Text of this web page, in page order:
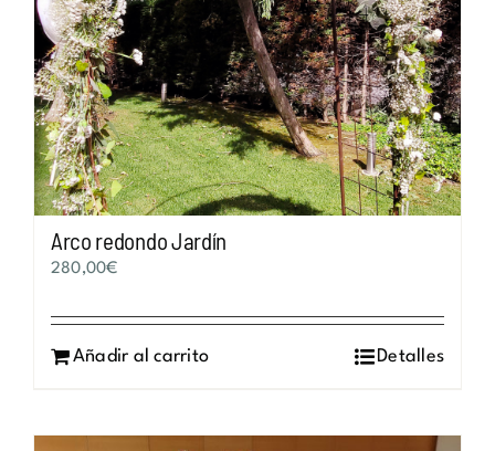
Arco redondo Jardín
280,00€
Añadir al carrito Detalles